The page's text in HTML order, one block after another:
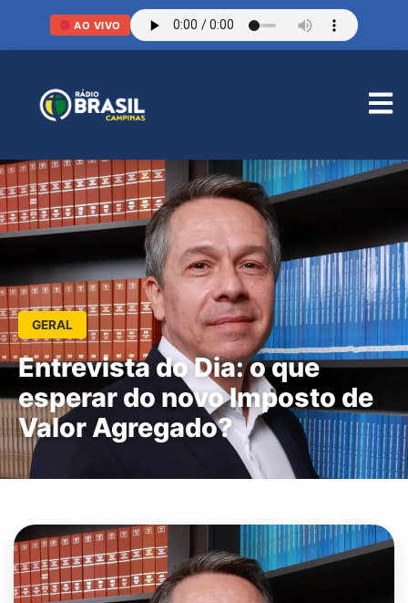
AO VIVO
GERAL
Entrevista do Dia: o que
esperar do novo Imposto de
Valor Agregado?